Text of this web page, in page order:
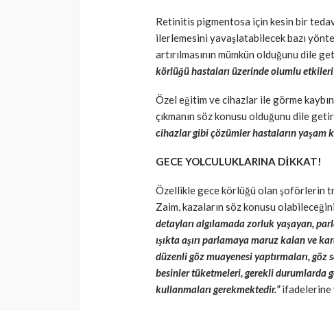
Retinitis pigmentosa için kesin bir
ilerlemesini yavaşlatabilecek bazı
artırılmasının mümkün olduğunu dile
körlüğü hastaları üzerinde olumlu
Özel eğitim ve cihazlar ile görme
çıkmanın söz konusu olduğunu dile
cihazlar gibi çözümler hastaların yaşam
GECE YOLCULUKLARINA DİKKAT!
Özellikle gece körlüğü olan şoförlerin
Zaim, kazaların söz konusu
detayları algılamada zorluk yaşayan,
ışıkta aşırı parlamaya maruz kalan ve
düzenli göz muayenesi yaptırmaları, göz
besinler tüketmeleri, gerekli durumlarda
kullanmaları gerekmektedir.”ifadelerine